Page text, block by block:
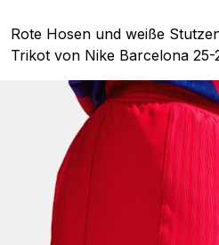
Rote Hosen und weiße
Trikot von Nike Barcelona 25-